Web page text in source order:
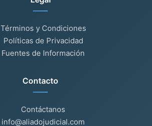
Términos y Condiciones
Políticas de Privacidad
Fuentes de Información
Contacto
Contáctanos
info@aliadojudicial.com